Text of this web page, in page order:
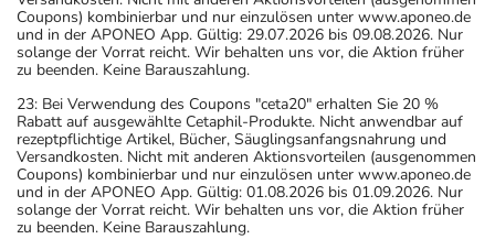
Coupons) kombinierbar und nur einzulösen unter www.aponeo.de
und in der APONEO App. Gültig: 29.07.2026 bis 09.08.2026. Nur
solange der Vorrat reicht. Wir behalten uns vor, die Aktion früher
zu beenden. Keine Barauszahlung.
23: Bei Verwendung des Coupons "ceta20" erhalten Sie 20 %
Rabatt auf ausgewählte Cetaphil-Produkte. Nicht anwendbar auf
rezeptpflichtige Artikel, Bücher, Säuglingsanfangsnahrung und
Versandkosten. Nicht mit anderen Aktionsvorteilen (ausgenommen
Coupons) kombinierbar und nur einzulösen unter www.aponeo.de
und in der APONEO App. Gültig: 01.08.2026 bis 01.09.2026. Nur
solange der Vorrat reicht. Wir behalten uns vor, die Aktion früher
zu beenden. Keine Barauszahlung.